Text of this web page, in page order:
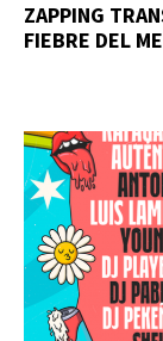
ZAPPING
FIEBRE DEL